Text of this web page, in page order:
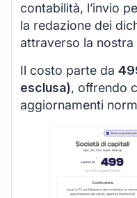
contabilità, l’invio
la redazione dei
attraverso la
Il costo parte da
esclusa), offrendo
aggiornamenti